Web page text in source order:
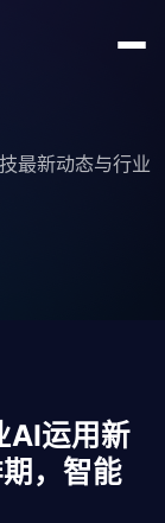
最新动态与行业
运用新
，智能